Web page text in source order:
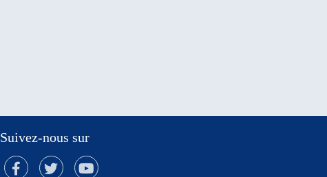
Suivez-nous sur